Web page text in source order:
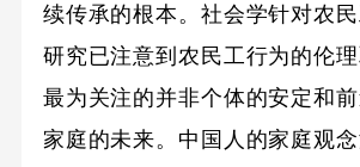
续传承的根本。社会学针对农
研究已注意到农民工行为的伦
最为关注的并非个体的安定和
家庭的未来。中国人的家庭观